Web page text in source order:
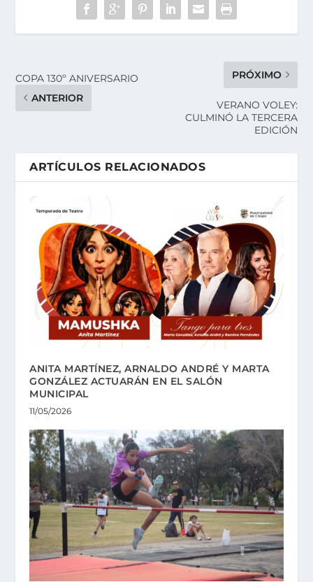
COPA 130º ANIVERSARIO
ANTERIOR
PRÓXIMO
VERANO VOLEY:
CULMINÓ LA TERCERA
EDICIÓN
ARTÍCULOS RELACIONADOS
ANITA MARTÍNEZ, ARNALDO ANDRÉ Y MARTA
GONZÁLEZ ACTUARÁN EN EL SALÓN
MUNICIPAL
11/05/2026